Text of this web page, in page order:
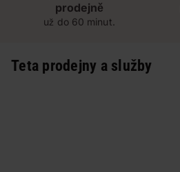
prodejně
už do 60 minut.
Teta prodejny a služby